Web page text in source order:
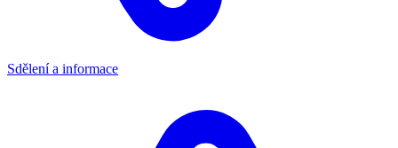
Sdělení a informace